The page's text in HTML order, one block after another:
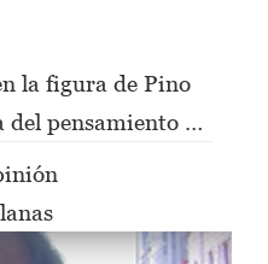
la figura de Pino
pensamiento de